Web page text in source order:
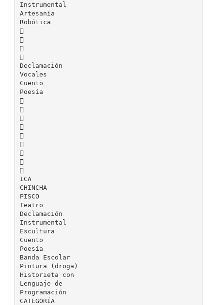
Instrumental
Artesanía
Robótica




Declamación
Vocales
Cuento
Poesía









ICA
CHINCHA
PISCO
Teatro
Declamación
Instrumental
Escultura
Cuento
Poesía
Banda Escolar
Pintura (droga)
Historieta con
Lenguaje de
Programación
CATEGORÍA